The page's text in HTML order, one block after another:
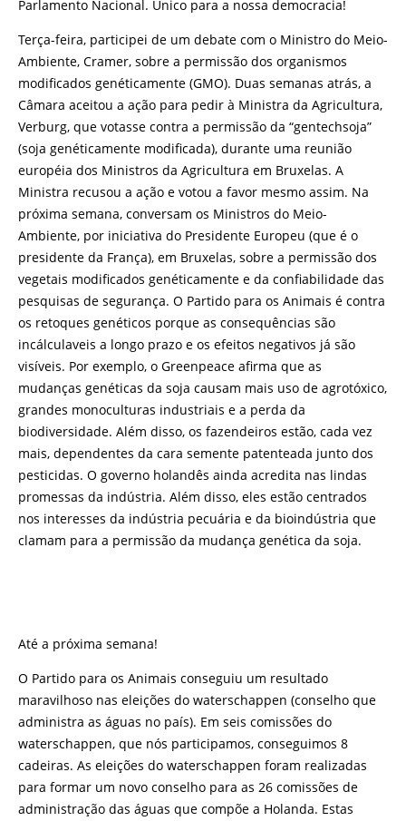
Parlamento Nacional. Único para a nossa democracia!
Terça-feira, participei de um debate com o Ministro do Meio-
Ambiente, Cramer, sobre a permissão dos organismos
modificados genéticamente (GMO). Duas semanas atrás, a
Câmara aceitou a ação para pedir à Ministra da Agricultura,
Verburg, que votasse contra a permissão da “gentechsoja”
(soja genéticamente modificada), durante uma reunião
européia dos Ministros da Agricultura em Bruxelas. A
Ministra recusou a ação e votou a favor mesmo assim. Na
próxima semana, conversam os Ministros do Meio-
Ambiente, por iniciativa do Presidente Europeu (que é o
presidente da França), em Bruxelas, sobre a permissão dos
vegetais modificados genéticamente e da confiabilidade das
pesquisas de segurança. O Partido para os Animais é contra
os retoques genéticos porque as consequências são
incálculaveis a longo prazo e os efeitos negativos já são
visíveis. Por exemplo, o Greenpeace afirma que as
mudanças genéticas da soja causam mais uso de agrotóxico,
grandes monoculturas industriais e a perda da
biodiversidade. Além disso, os fazendeiros estão, cada vez
mais, dependentes da cara semente patenteada junto dos
pesticidas. O governo holandês ainda acredita nas lindas
promessas da indústria. Além disso, eles estão centrados
nos interesses da indústria pecuária e da bioindústria que
clamam para a permissão da mudança genética da soja.
Até a próxima semana!
O Partido para os Animais conseguiu um resultado
maravilhoso nas eleições do waterschappen (conselho que
administra as águas no país). Em seis comissões do
waterschappen, que nós participamos, conseguimos 8
cadeiras. As eleições do waterschappen foram realizadas
para formar um novo conselho para as 26 comissões de
administração das águas que compõe a Holanda. Estas